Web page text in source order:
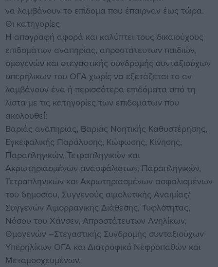
να λαμβάνουν το επίδομα που έπαιρναν έως τώρα.
Οι κατηγορίες
Η απογραφή αφορά και καλύπτει τους δικαιούχους
επιδομάτων αναπηρίας, απροστάτευτων παιδιών,
ομογενών και στεγαστικής συνδρομής συνταξιούχων
υπερήλικων του ΟΓΑ χωρίς να εξετάζεται το αν
λαμβάνουν ένα ή περισσότερα επιδόματα από τη
λίστα με τις κατηγορίες των επιδομάτων που
ακολουθεί:
Βαριάς αναπηρίας, Βαριάς Νοητικής Καθυστέρησης,
Εγκεφαλικής Παράλυσης, Κώφωσης, Κίνησης,
Παραπληγικών, Τετραπληγικών και
Ακρωτηριασμένων ανασφάλιστων, Παραπληγικών,
Τετραπληγικών και Ακρωτηριασμένων ασφαλισμένων
του δημοσίου, Συγγενούς αιμολυτικής Αναιμίας/
Συγγενών Αιμορραγικής Διάθεσης, Τυφλότητας,
Νόσου του Χάνσεν, Απροστάτευτων Ανηλίκων,
Ομογενών –Στεγαστικής Συνδρομής συνταξιούχων
Υπερηλίκων ΟΓΑ και Διατροφικό Νεφροπαθών και
Μεταμοσχευμένων.